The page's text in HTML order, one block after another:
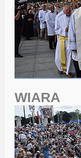
WIARA